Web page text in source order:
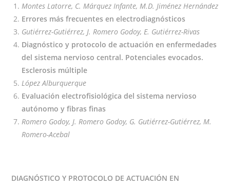
Montes Latorre, C. Márquez Infante, M.D. Jiménez Hernández
Errores más frecuentes en electrodiagnósticos
Gutiérrez-Gutiérrez, J. Romero Godoy, E. Gutiérrez-Rivas
Diagnóstico y protocolo de actuación en enfermedades
del sistema nervioso central. Potenciales evocados.
Esclerosis múltiple
López Alburquerque
Evaluación electrofisiológica del sistema nervioso
autónomo y fibras finas
Romero Godoy, J. Romero Godoy, G. Gutiérrez-Gutiérrez, M.
Romero-Acebal
DIAGNÓSTICO Y PROTOCOLO DE ACTUACIÓN EN